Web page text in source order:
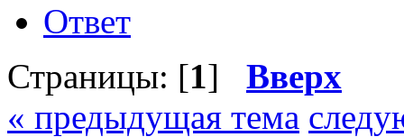
Ответ
Страницы: [1] Вверх
« предыдущая тема